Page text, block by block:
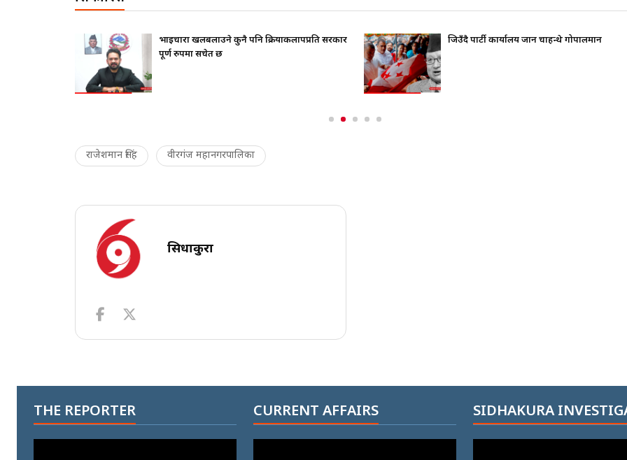
भाइचारा खलबलाउने कुनै पनि क्रियाकलापप्रति सरकार
पूर्ण रुपमा सचेत छ
जिउँदै पार्टी कार्यालय जान चाहन्थे गोपालमान
राजेशमान सिंह वीरगंज महानगरपालिका
सिधाकुरा
THE REPORTER CURRENT AFFAIRS SIDHAKURA